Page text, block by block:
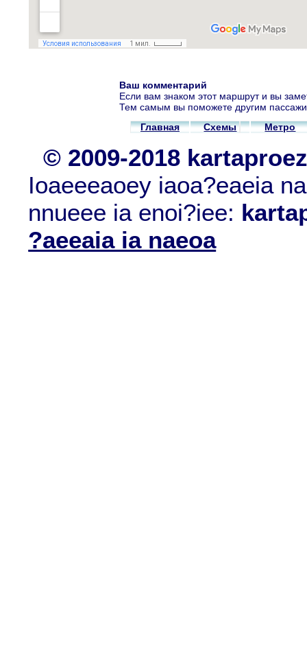
Ваш комментарий
Если вам знаком этот маршрут и вы
Тем самым вы поможете другим
Главная
Схемы Метро
© 2009-2018
Ioaeeeaoey iaoa?eaeia
nnueee ia enoi?iee:
?aeeaia ia naeoa